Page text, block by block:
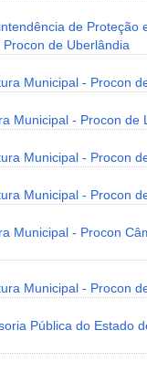
de Proteção
de Uberlândia
Municipal - Procon
Municipal - Procon de
Municipal - Procon
Municipal - Procon
Municipal - Procon
Municipal - Procon
Pública do Estado